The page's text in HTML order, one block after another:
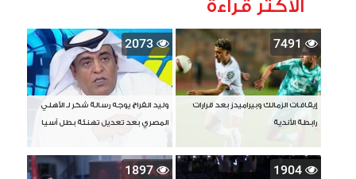
الأكثر قراءة
7491
إيقافات الزمالك وبيراميدز بعد قرارات
رابطة الأندية
2073
وليد الفراج يوجه رسالة شكر لـ الأهلي
المصري بعد تعديل تهنئة بطل آسيا
1904
1897